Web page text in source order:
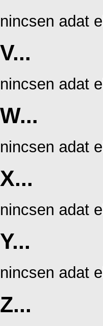
nincsen adat
V...
nincsen adat
W...
nincsen adat
X...
nincsen adat
Y...
nincsen adat
Z...